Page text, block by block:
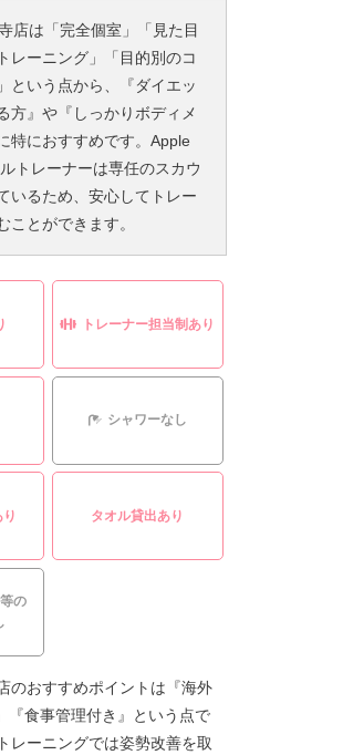
店は「完全個室」「見た目
レーニング」「目的別のコ
という点から、『ダイエッ
方』や『しっかりボディメ
特におすすめです。Apple
トレーナーは専任のスカウ
いるため、安心してトレー
ことができます。
トレーナー担当制あり
シャワーなし
タオル貸出あり
の
のおすすめポイントは『海外
『食事管理付き』という点で
レーニングでは姿勢改善を取